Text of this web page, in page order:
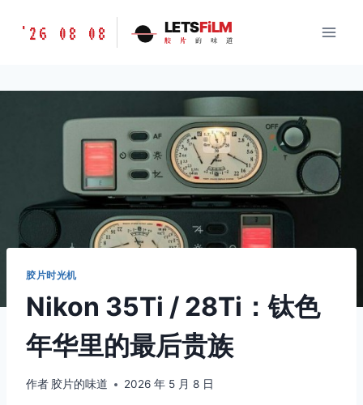
胶
味
'26 08 08 LETSFiLM
胶 片 的 味 道
胶片时光机
Nikon 35Ti / 28Ti：钛色
年华里的最后贵族
作者 胶片的味道 2026 年 5 月 8 日